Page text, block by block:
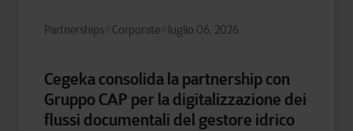
Partnerships Corporate luglio 06, 2026
Cegeka consolida la partnership con
Gruppo CAP per la digitalizzazione dei
flussi documentali del gestore idrico